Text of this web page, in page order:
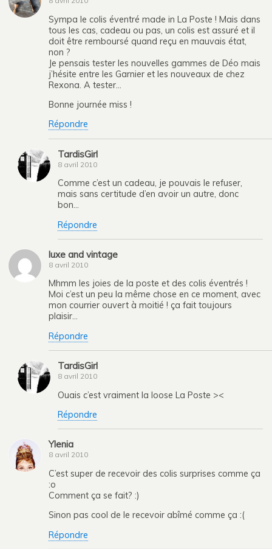
Sympa le colis éventré made in La Poste ! Mais dans
tous les cas, cadeau ou pas, un colis est assuré et il
doit être remboursé quand reçu en mauvais état,
non ?
Je pensais tester les nouvelles gammes de Déo mais
j’hésite entre les Garnier et les nouveaux de chez
Rexona. A tester…
Bonne journée miss !
Répondre
TardisGirl
8 avril 2010
Comme c’est un cadeau, je pouvais le refuser,
mais sans certitude d’en avoir un autre, donc
bon…
Répondre
luxe and vintage
8 avril 2010
Mhmm les joies de la poste et des colis éventrés !
Moi c’est un peu la même chose en ce moment, avec
mon courrier ouvert à moitié ! ça fait toujours
plaisir…
Répondre
TardisGirl
8 avril 2010
Ouais c’est vraiment la loose La Poste ><
Répondre
Ylenia
8 avril 2010
C’est super de recevoir des colis surprises comme ça
:o
Comment ça se fait? :)
Sinon pas cool de le recevoir abîmé comme ça :(
Répondre